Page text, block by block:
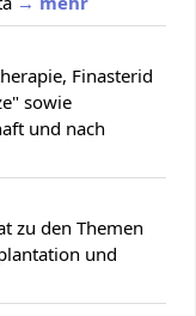
Finasterid
sowie
und nach
zu den Themen
und